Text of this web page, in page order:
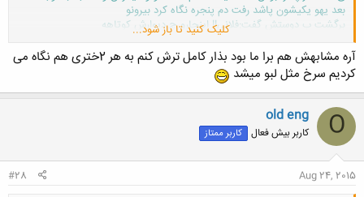
بعد یهو یکیشون پاشد رفت دم پنجره نگاه کرد بیرونو
برگشت ب دوستش گفت:فلانی!! اینجارو چ دیوارش کوتاهه
کلاس منهدم شد از خنده!!! طفلی تا ترم آخر سوژه شد دیگه
کلیک کنید تا باز شود...
آره مشابهش هم برا ما بود بذار کامل ترش کنم به هر 2ختری هم نگاه می
کردیم سرخ مثل لبو میشد
O
old eng
کاربر بیش فعال کاربر ممتاز
Aug 24, 2015
#28